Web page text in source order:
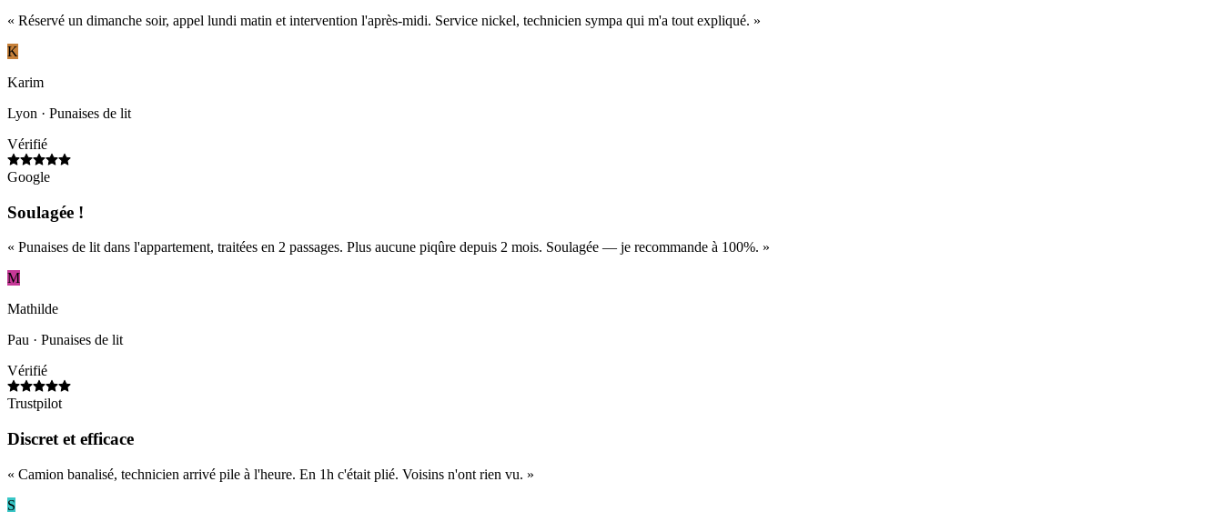
« Réservé un dimanche soir, appel lundi matin et intervention l'après-midi. Service nickel, technicien sympa qui m'a tout expliqué. »
K
Karim
Lyon · Punaises de lit
Vérifié
Google
Soulagée !
« Punaises de lit dans l'appartement, traitées en 2 passages. Plus aucune piqûre depuis 2 mois. Soulagée — je recommande à 100%. »
M
Mathilde
Pau · Punaises de lit
Vérifié
Trustpilot
Discret et efficace
« Camion banalisé, technicien arrivé pile à l'heure. En 1h c'était plié. Voisins n'ont rien vu. »
S